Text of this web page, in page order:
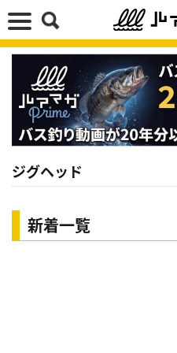
ジグヘッド
新着一覧